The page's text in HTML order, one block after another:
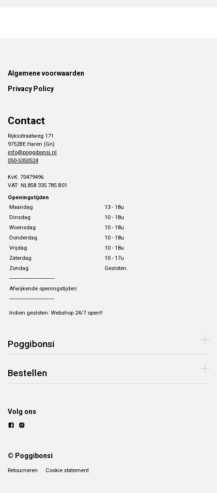
Footer
Algemene voorwaarden
Privacy Policy
Contact
Rijksstraatweg 171
9752BE Haren (Gn)
info@poggibonsi.nl
050-5350524
KvK: 70479496
VAT: NL858 335 785 B01
Openingstijden
Maandag
13 - 18u
Dinsdag
10 - 18u
Woensdag
10 - 18u
Donderdag
10 - 18u
Vrijdag
10 - 18u
Zaterdag
10 - 17u
Zondag
Gesloten.
-------------------------------
Afwijkende openingstijden:
-------------------------------
Indien gesloten: Webshop 24/7 open!!
Poggibonsi
Bestellen
Volg ons
© Poggibonsi
Retourneren Cookie statement